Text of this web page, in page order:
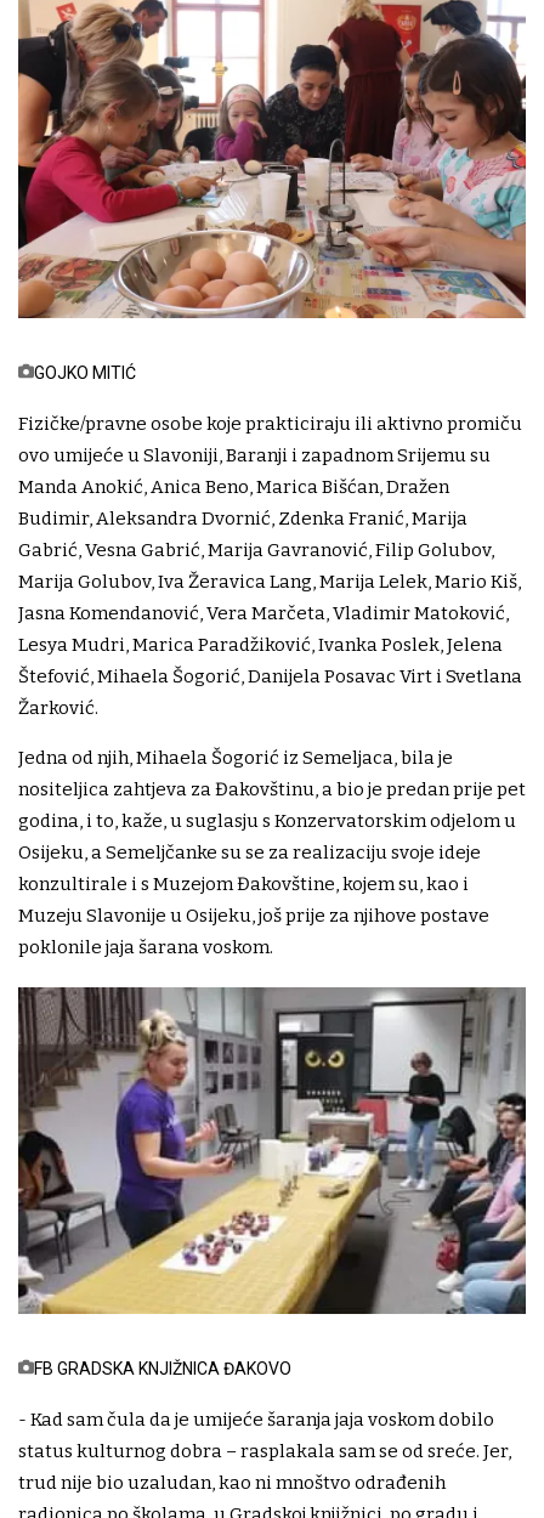
GOJKO MITIĆ
Fizičke/pravne osobe koje prakticiraju ili aktivno promiču
ovo umijeće u Slavoniji, Baranji i zapadnom Srijemu su
Manda Anokić, Anica Beno, Marica Bišćan, Dražen
Budimir, Aleksandra Dvornić, Zdenka Franić, Marija
Gabrić, Vesna Gabrić, Marija Gavranović, Filip Golubov,
Marija Golubov, Iva Žeravica Lang, Marija Lelek, Mario Kiš,
Jasna Komendanović, Vera Marčeta, Vladimir Matoković,
Lesya Mudri, Marica Paradžiković, Ivanka Poslek, Jelena
Štefović, Mihaela Šogorić, Danijela Posavac Virt i Svetlana
Žarković.
Jedna od njih, Mihaela Šogorić iz Semeljaca, bila je
nositeljica zahtjeva za Đakovštinu, a bio je predan prije pet
godina, i to, kaže, u suglasju s Konzervatorskim odjelom u
Osijeku, a Semeljčanke su se za realizaciju svoje ideje
konzultirale i s Muzejom Đakovštine, kojem su, kao i
Muzeju Slavonije u Osijeku, još prije za njihove postave
poklonile jaja šarana voskom.
FB GRADSKA KNJIŽNICA ĐAKOVO
- Kad sam čula da je umijeće šaranja jaja voskom dobilo
status kulturnog dobra – rasplakala sam se od sreće. Jer,
trud nije bio uzaludan, kao ni mnoštvo odrađenih